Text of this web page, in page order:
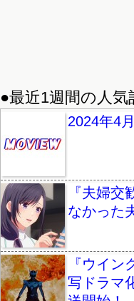
●最近1週間の人気
2024年4
『夫婦
なかった
『ウイ
写ドラマ